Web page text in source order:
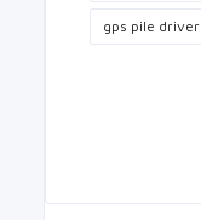
gps pile driver